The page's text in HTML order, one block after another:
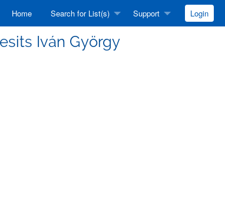
Home Search for List(s) Support Login
Iván György